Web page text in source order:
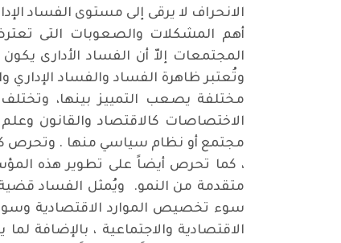
الانحراف لا يرقى إلى مستوى الفساد
أهم المشكلات والصعوبات التى
المجتمعات إلاّ أن الفساد الأدارى
وتُعتبر ظاهرة الفساد والفساد
مختلفة يصعب التمييز بينها،
الاختصاصات كالاقتصاد والقانون
مجتمع أو نظام سياسي منها . وتحرص
، كما تحرص أيضاً على تطوير هذه
متقدمة من النمو. ويُمثل الفساد قضية
سوء تخصيص الموارد الاقتصادية وسوء
الاقتصادية والاجتماعية ، بالإضافة